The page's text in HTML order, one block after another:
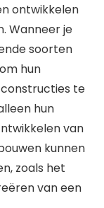
ontwikkelen
Wanneer je
soorten
hun
te
hun
van
kunnen
zoals het
van een